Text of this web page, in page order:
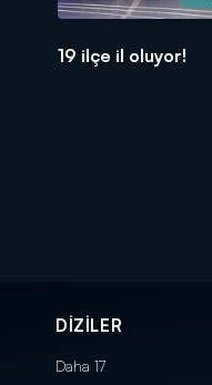
19 ilçe il oluyor!
DİZİLER
Daha 17